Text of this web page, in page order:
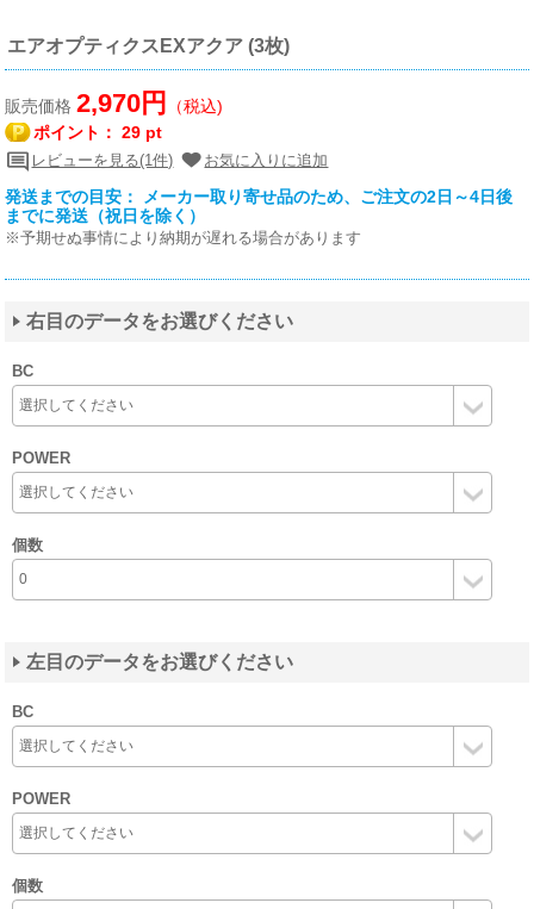
エアオプティクスEXアクア (3枚)
販売価格2,970円
（税込)
ポイント：29 pt
レビューを見る(1件) お気に入りに追加
発送までの目安： メーカー取り寄せ品のため、ご注文の2日～4日後
までに発送（祝日を除く）
※予期せぬ事情により納期が遅れる場合があります
右目のデータをお選びください
BC
POWER
個数
左目のデータをお選びください
BC
POWER
個数